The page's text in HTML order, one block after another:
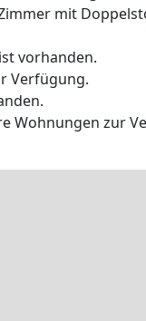
mit
vorhanden.
Verfügung.
Wohnungen zur